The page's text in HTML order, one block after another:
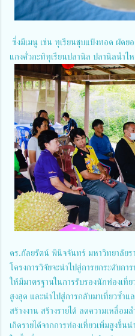
ซึ่งมีเมนู เช่น ทุเรียนชุบแป้งทอด ผัดย
แกงคั่วกะทิทุเรียนปลานิล ปลานิลน้ำไ
ดร.กัลยรัตน์ พินิจจันทร์ มหาวิทยาลัยร
โครงการวิจัยจะนำไปสู่การยกระดับกา
ให้มีมาตรฐานในการรับรองนักท่องเที่
สูงสุด และนำไปสู่การกลับมาเที่ยวซ้ำ
สร้างงาน สร้างรายได้ ลดความเหลื่อม
เกิดรายได้จากการท่องเที่ยวเพิ่มสูงขึ้น